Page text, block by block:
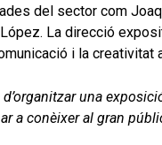
del sector com
La direcció
i la creativitat
d’organitzar una
a conèixer al gran